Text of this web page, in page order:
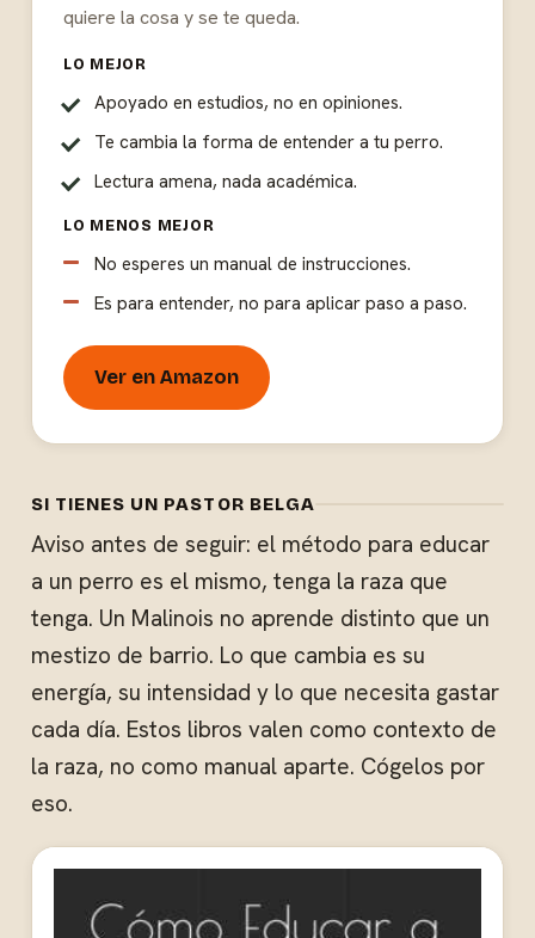
quiere la cosa y se te queda.
LO MEJOR
Apoyado en estudios, no en opiniones.
Te cambia la forma de entender a tu perro.
Lectura amena, nada académica.
LO MENOS MEJOR
No esperes un manual de instrucciones.
Es para entender, no para aplicar paso a paso.
Ver en Amazon
SI TIENES UN PASTOR BELGA
Aviso antes de seguir: el método para educar
a un perro es el mismo, tenga la raza que
tenga. Un Malinois no aprende distinto que un
mestizo de barrio. Lo que cambia es su
energía, su intensidad y lo que necesita gastar
cada día. Estos libros valen como contexto de
la raza, no como manual aparte. Cógelos por
eso.